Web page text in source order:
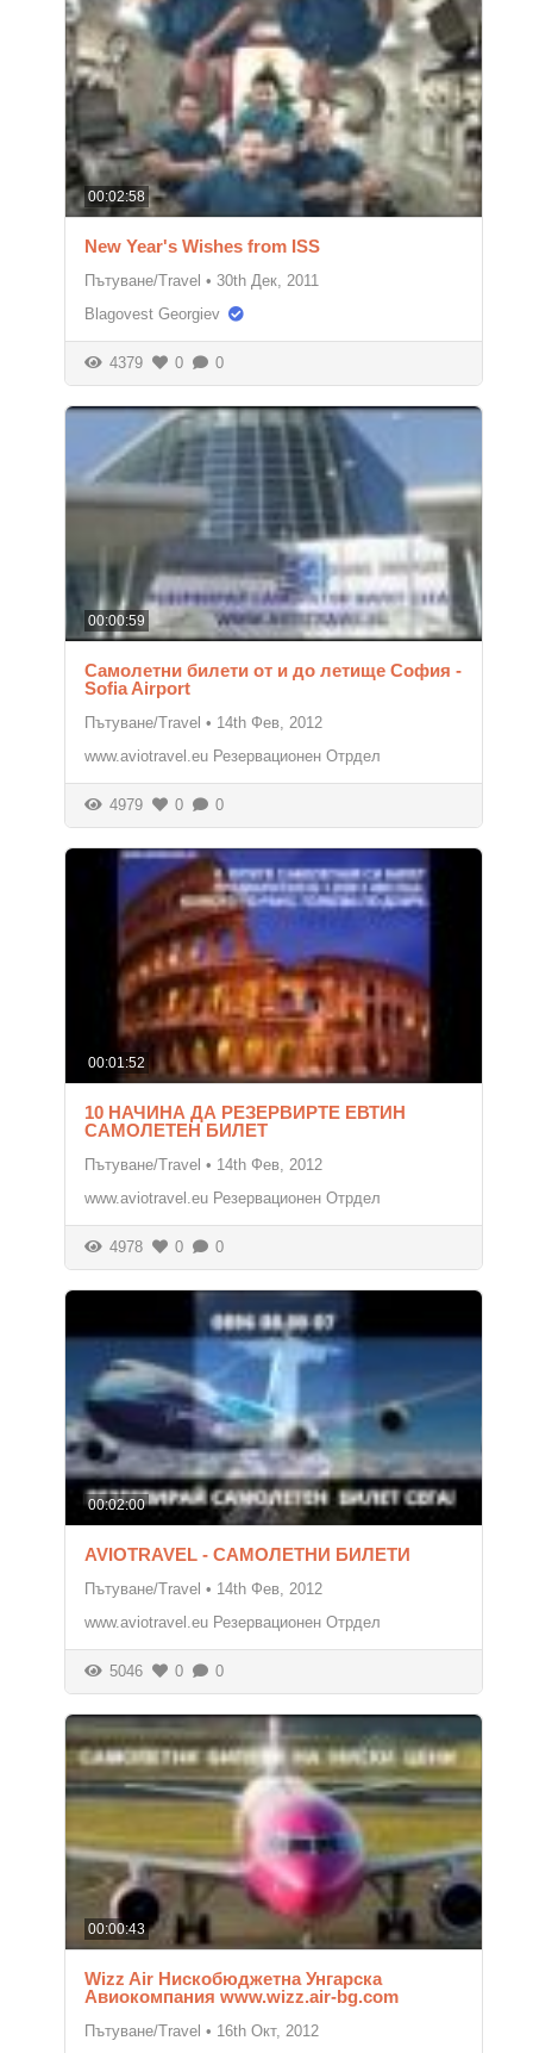
00:02:58
New Year's Wishes from ISS
Пътуване/Travel • 30th Дек, 2011
Blagovest Georgiev
4379 0 0
00:00:59
Самолетни билети от и до летище София -
Sofia Airport
Пътуване/Travel • 14th Фев, 2012
www.aviotravel.eu Резервационен Отрдел
4979 0 0
00:01:52
10 НАЧИНА ДА РЕЗЕРВИРТЕ ЕВТИН
САМОЛЕТЕН БИЛЕТ
Пътуване/Travel • 14th Фев, 2012
www.aviotravel.eu Резервационен Отрдел
4978 0 0
00:02:00
AVIOTRAVEL - САМОЛЕТНИ БИЛЕТИ
Пътуване/Travel • 14th Фев, 2012
www.aviotravel.eu Резервационен Отрдел
5046 0 0
00:00:43
Wizz Air Нискобюджетна Унгарска
Авиокомпания www.wizz.air-bg.com
Пътуване/Travel • 16th Окт, 2012